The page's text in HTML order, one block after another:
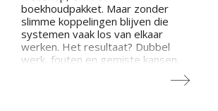
boekhoudpakket. Maar zonder
slimme koppelingen blijven die
systemen vaak los van elkaar
werken. Het resultaat? Dubbel
werk, fouten en gemiste kansen.
goed systemen samenwerken.